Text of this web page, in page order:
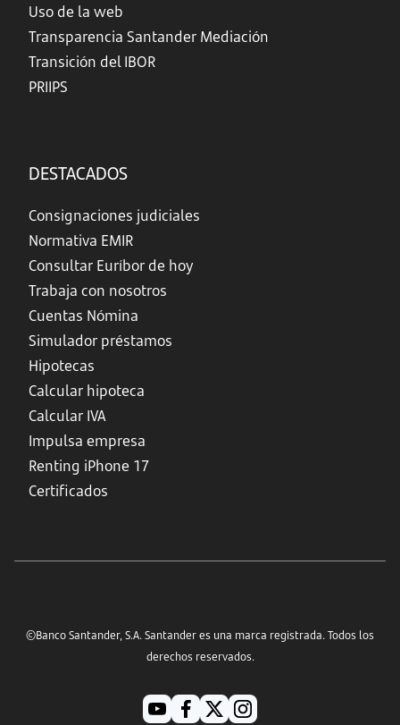
Uso de la web
Transparencia Santander Mediación
Transición del IBOR
PRIIPS
DESTACADOS
Consignaciones judiciales
Normativa EMIR
Consultar Euríbor de hoy
Trabaja con nosotros
Cuentas Nómina
Simulador préstamos
Hipotecas
Calcular hipoteca
Calcular IVA
Impulsa empresa
Renting iPhone 17
Certificados
©Banco Santander, S.A. Santander es una marca registrada. Todos los
derechos reservados.